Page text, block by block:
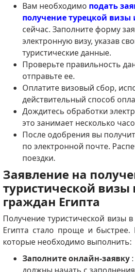
Вам необходимо подать
получение турецкой визы
сейчас. Заполните форму
электронную визу, указав
туристические данные.
Проверьте правильность
отправьте ее.
Оплатите визовый сбор,
действительный способ
Дождитесь обработки
это занимает несколько
После одобрения вы
по электронной почте.
поездки.
Заявление на
туристической
граждан Египта
Получение туристической визы
Египта стало проще и
которые необходимо выполнить:
Заполните онлайн-заявку: